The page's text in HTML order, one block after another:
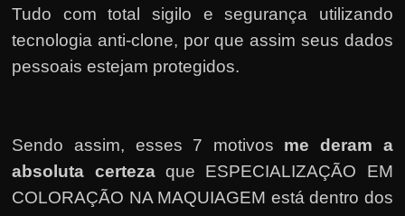
Tudo com total sigilo e segurança utilizando
tecnologia anti-clone, por que assim seus dados
pessoais estejam protegidos.
Sendo assim, esses 7 motivos me deram a
absoluta certezaque ESPECIALIZAÇÃO EM
COLORAÇÃO NA MAQUIAGEM está dentro dos